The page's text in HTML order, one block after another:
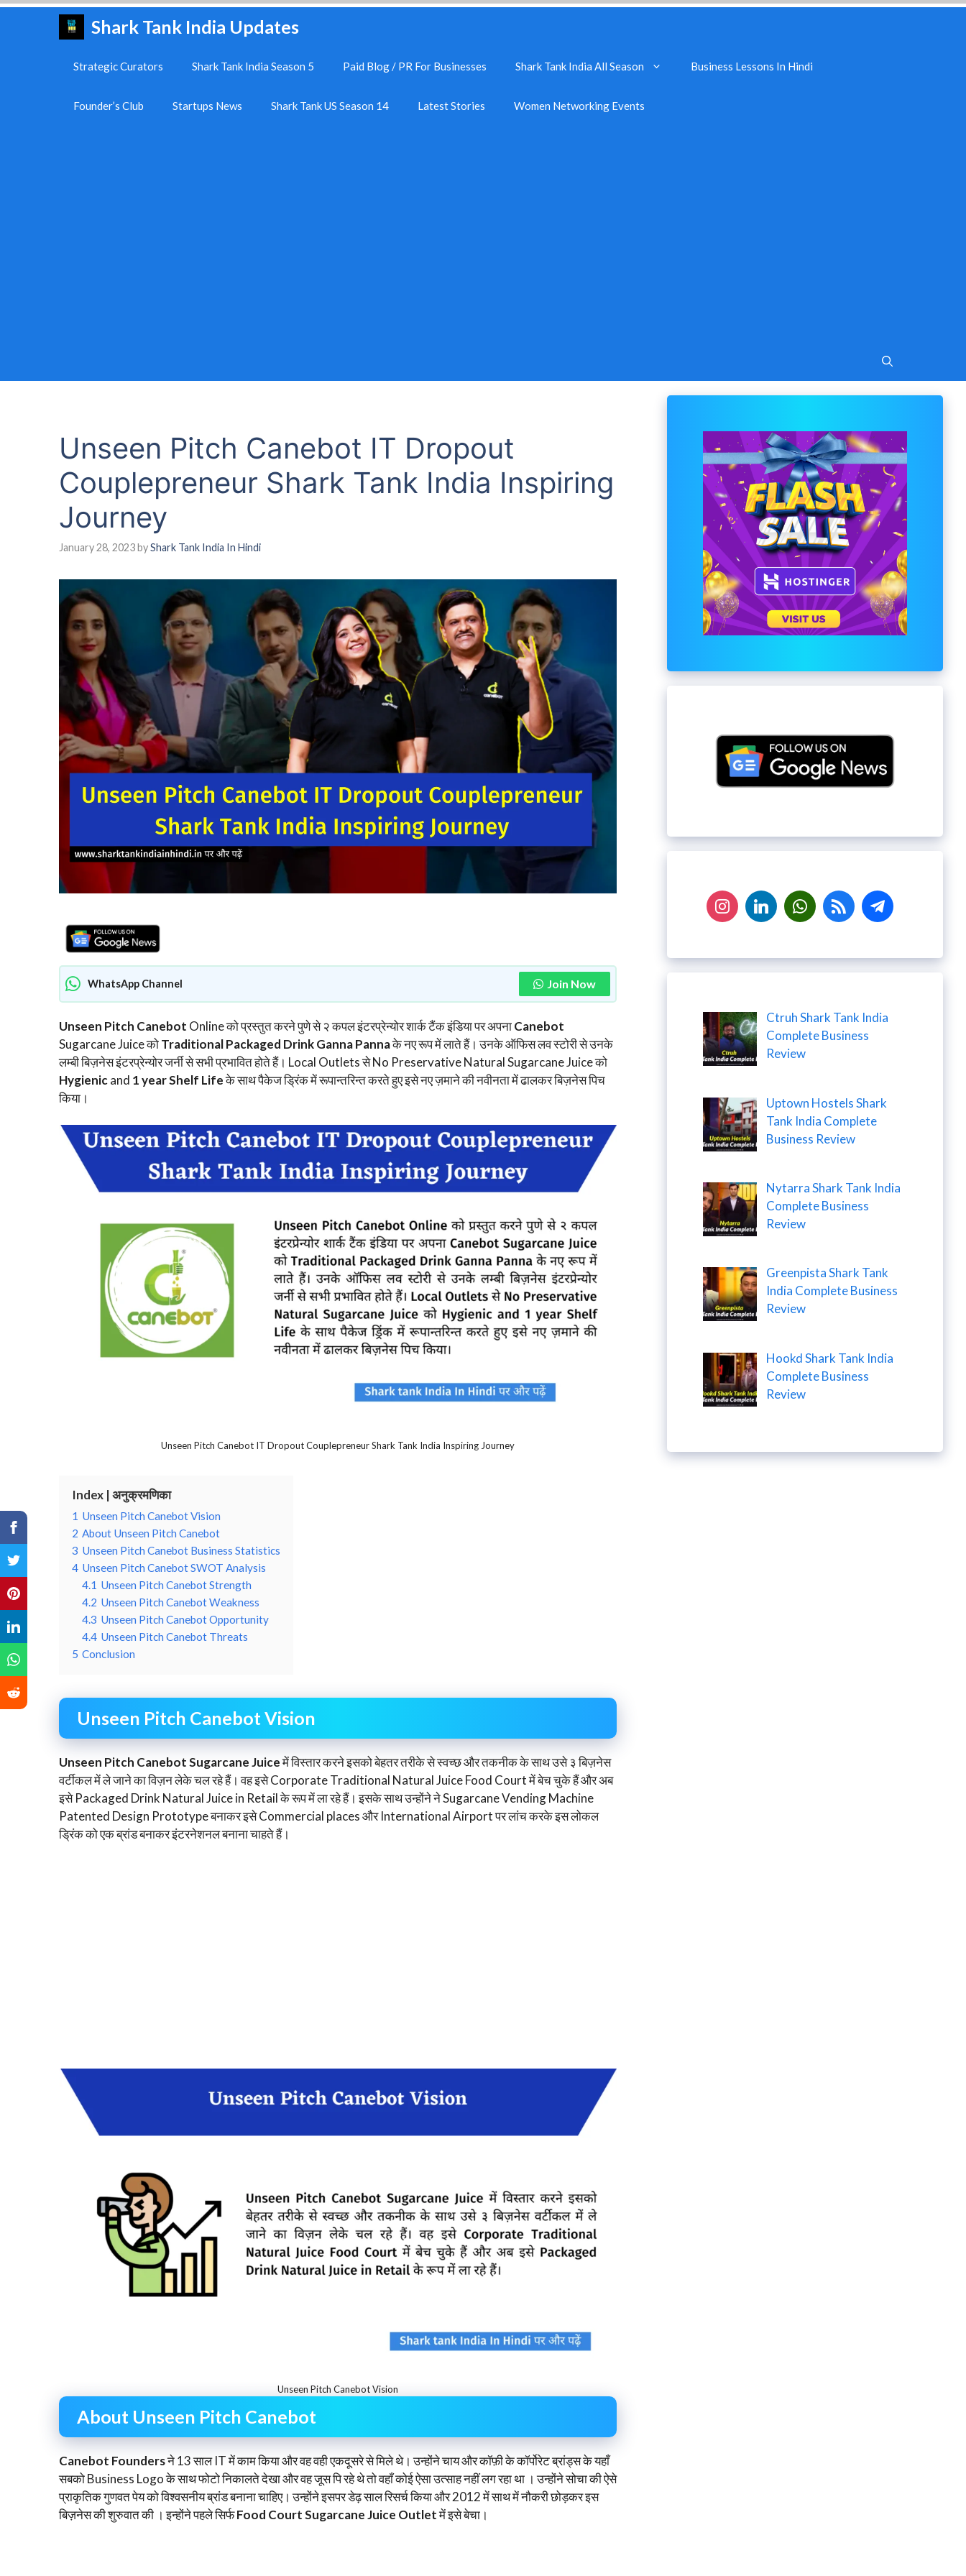
Shark Tank India Updates
Strategic Curators Shark Tank India Season 5 Paid Blog / PR For Businesses Shark Tank India All Season Business Lessons In Hindi
Founder’s Club Startups News Shark Tank US Season 14 Latest Stories Women Networking Events
Unseen Pitch Canebot IT Dropout
Couplepreneur Shark Tank India Inspiring
Journey
January 28, 2023byShark Tank India In Hindi
WhatsApp Channel Join Now
Unseen Pitch Canebot Online को प्रस्तुत करने पुणे से २ कपल इंटरप्रेन्योर शार्क टैंक इंडिया पर अपनाCanebot
Sugarcane Juice कोTraditional Packaged Drink Ganna Pannaके नए रूप में लाते हैं। उनके ऑफिस लव स्टोरी से उनके
लम्बी बिज़नेस इंटरप्रेन्योर जर्नी से सभी प्रभावित होते हैं। Local Outlets से No Preservative Natural Sugarcane Juice को
Hygienicand 1 year Shelf Lifeके साथ पैकेज ड्रिंक में रूपान्तरिन्त करते हुए इसे नए ज़माने की नवीनता में ढालकर बिज़नेस पिच
किया।
Unseen Pitch Canebot IT Dropout Couplepreneur Shark Tank India Inspiring Journey
Index | अनुक्रमणिका
1 Unseen Pitch Canebot Vision
2 About Unseen Pitch Canebot
3 Unseen Pitch Canebot Business Statistics
4 Unseen Pitch Canebot SWOT Analysis
4.1 Unseen Pitch Canebot Strength
4.2 Unseen Pitch Canebot Weakness
4.3 Unseen Pitch Canebot Opportunity
4.4 Unseen Pitch Canebot Threats
5 Conclusion
Unseen Pitch Canebot Vision
Unseen Pitch Canebot Sugarcane Juiceमें विस्तार करने इसको बेहतर तरीके से स्वच्छ और तकनीक के साथ उसे ३ बिज़नेस
वर्टीकल में ले जाने का विज़न लेके चल रहे हैं। वह इसे Corporate Traditional Natural Juice Food Court में बेच चुके हैं और अब
इसे Packaged Drink Natural Juice in Retail के रूप में ला रहे हैं। इसके साथ उन्होंने ने Sugarcane Vending Machine
Patented Design Prototype बनाकर इसे Commercial places और International Airport पर लांच करके इस लोकल
ड्रिंक को एक ब्रांड बनाकर इंटरनेशनल बनाना चाहते हैं।
Unseen Pitch Canebot Vision
About Unseen Pitch Canebot
Canebot Foundersने 13 साल IT में काम किया और वह वही एकदूसरे से मिले थे। उन्होंने चाय और कॉफ़ी के कॉर्पोरेट ब्रांड्स के यहाँ
सबको Business Logo के साथ फोटो निकालते देखा और वह जूस पि रहे थे तो वहाँ कोई ऐसा उत्साह नहीं लग रहा था । उन्होंने सोचा की ऐसे
प्राकृतिक गुणवत पेय को विश्वसनीय ब्रांड बनाना चाहिए। उन्होंने इसपर डेढ़ साल रिसर्च किया और 2012 में साथ में नौकरी छोड़कर इस
बिज़नेस की शुरुवात की । इन्होंने पहले सिर्फFood Court Sugarcane Juice Outletमें इसे बेचा।
Ctruh Shark Tank India
Complete Business
Review
Uptown Hostels Shark
Tank India Complete
Business Review
Nytarra Shark Tank India
Complete Business
Review
Greenpista Shark Tank
India Complete Business
Review
Hookd Shark Tank India
Complete Business
Review